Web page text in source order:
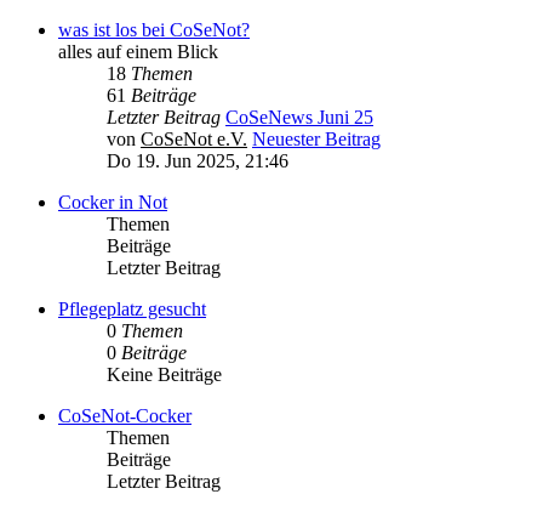
was ist los bei CoSeNot?
alles auf einem Blick
18 Themen
61 Beiträge
Letzter Beitrag CoSeNews Juni 25
von CoSeNot e.V. Neuester Beitrag
Do 19. Jun 2025, 21:46
Cocker in Not
Themen
Beiträge
Letzter Beitrag
Pflegeplatz gesucht
0 Themen
0 Beiträge
Keine Beiträge
CoSeNot-Cocker
Themen
Beiträge
Letzter Beitrag